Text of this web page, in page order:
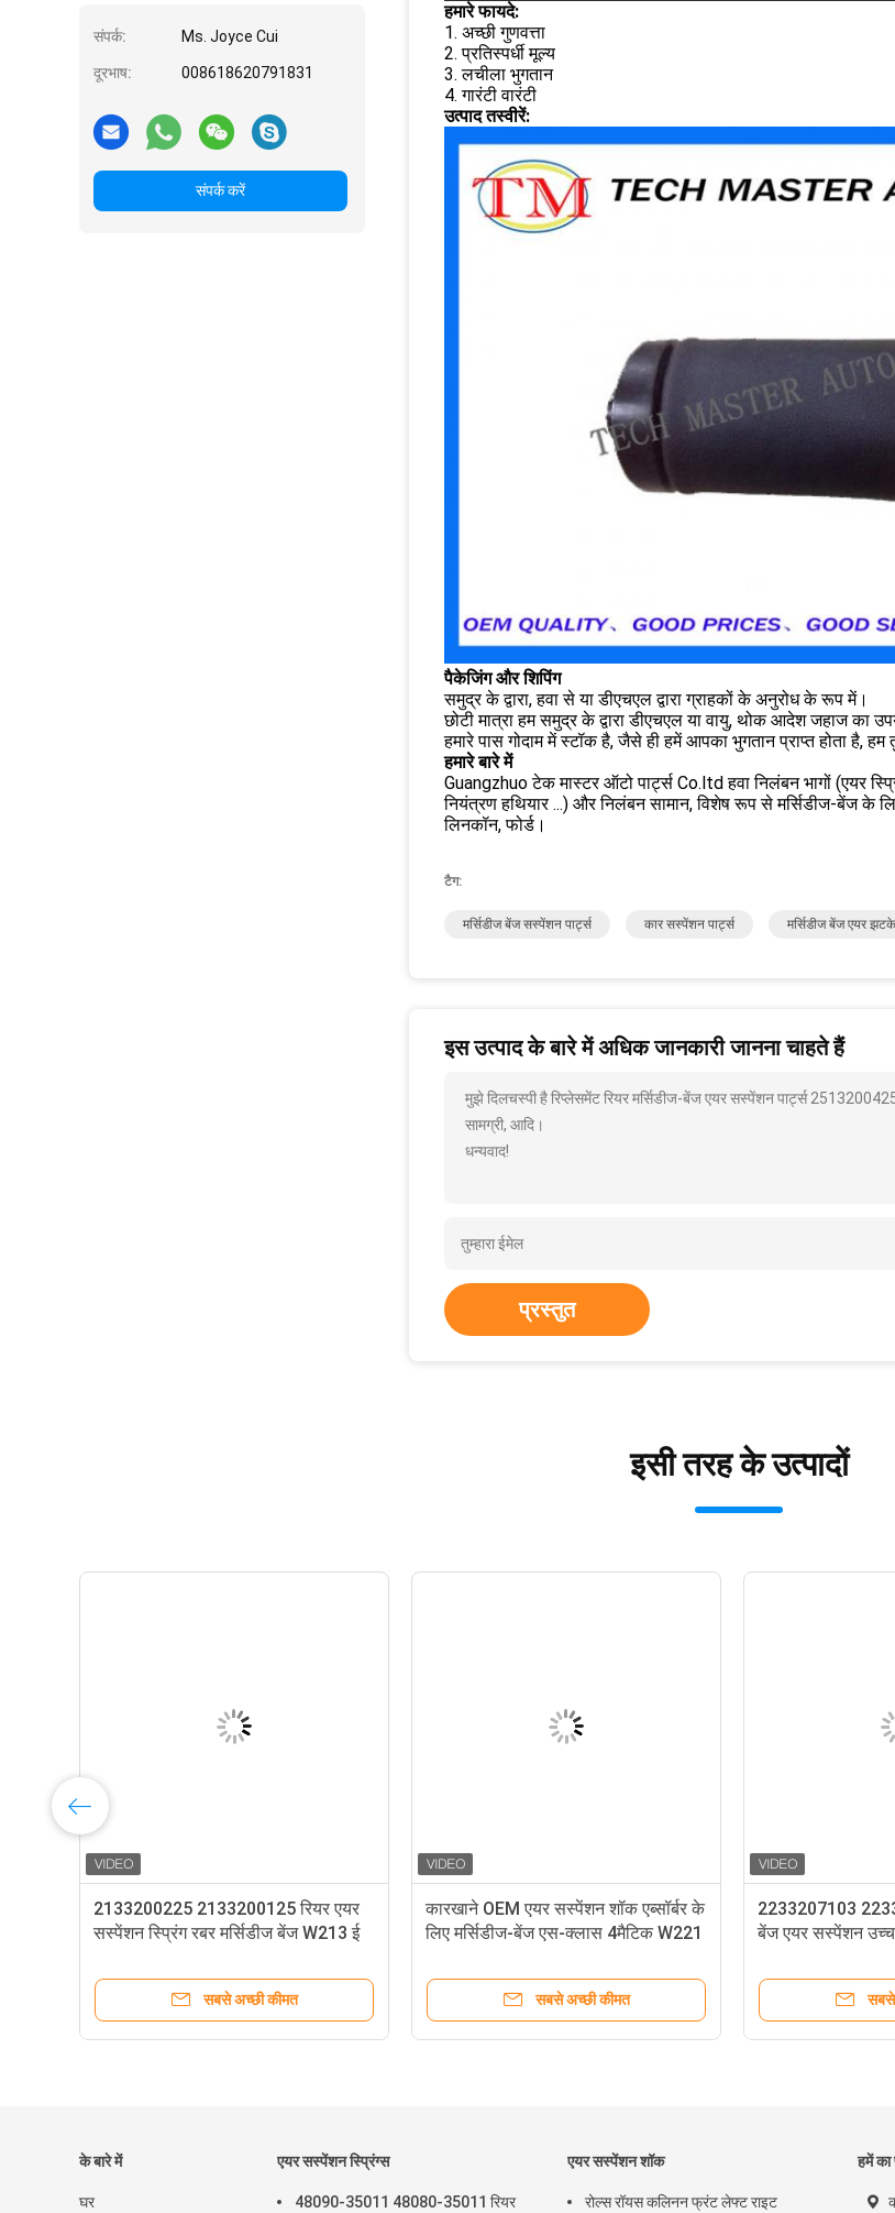
संपर्क: Ms. Joyce Cui
दूरभाष: 008618620791831
संपर्क करें
हमारे फायदे:
1. अच्छी गुणवत्ता
2. प्रतिस्पर्धी मूल्य
3. लचीला भुगतान
4. गारंटी वारंटी
उत्पाद तस्वीरें:
पैकेजिंग और शिपिंग
समुद्र के द्वारा, हवा से या डीएचएल द्वारा ग्राहकों के अनुरोध के रूप में।
छोटी मात्रा हम समुद्र के द्वारा डीएचएल या वायु, थोक आदेश जहाज का
हमारे पास गोदाम में स्टॉक है, जैसे ही हमें आपका भुगतान प्राप्त होता है,
हमारे बारे में
Guangzhuo टेक मास्टर ऑटो पार्ट्स Co.ltd हवा निलंबन भागों (एयर
नियंत्रण हथियार ...) और निलंबन सामान, विशेष रूप से मर्सिडीज-बेंज के
लिनकॉन, फोर्ड।
टैग:
मर्सिडीज बेंज सस्पेंशन पार्ट्स कार सस्पेंशन पार्ट्स मर्सिडीज बेंज एयर झटके
इस उत्पाद के बारे में अधिक जानकारी जानना चाहते हैं
मुझे दिलचस्पी है रिप्लेसमेंट रियर मर्सिडीज-बेंज एयर सस्पेंशन पार्ट्स
सामग्री, आदि।
धन्यवाद!
प्रस्तुत
इसी तरह के उत्पादों
2133200225 2133200125 रियर एयर
सस्पेंशन स्प्रिंग रबर मर्सिडीज बेंज W213 ई
C257
सबसे अच्छी कीमत
कारखाने OEM एयर सस्पेंशन शॉक एब्सॉर्बर के
लिए मर्सिडीज-बेंज एस-क्लास 4मैटिक W221
सबसे अच्छी कीमत
2233207103
बेंज एयर सस्पेंशन उच्च
सबसे
के बारे में
घर
एयर सस्पेंशन स्प्रिंग्स
48090-35011 48080-35011 रियर
एयर सस्पेंशन शॉक
रोल्स रॉयस कलिनन फ्रंट लेफ्ट राइट
हमें का